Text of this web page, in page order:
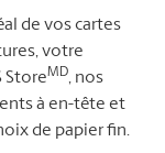
de vos cartes
votre
StoreMD, nos
à en-tête et
de papier fin.